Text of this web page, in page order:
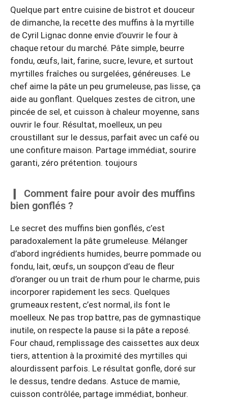
Quelque part entre cuisine de bistrot et douceur
de dimanche, la recette des muffins à la myrtille
de Cyril Lignac donne envie d’ouvrir le four à
chaque retour du marché. Pâte simple, beurre
fondu, œufs, lait, farine, sucre, levure, et surtout
myrtilles fraîches ou surgelées, généreuses. Le
chef aime la pâte un peu grumeleuse, pas lisse, ça
aide au gonflant. Quelques zestes de citron, une
pincée de sel, et cuisson à chaleur moyenne, sans
ouvrir le four. Résultat, moelleux, un peu
croustillant sur le dessus, parfait avec un café ou
une confiture maison. Partage immédiat, sourire
garanti, zéro prétention. toujours
Comment faire pour avoir des muffins
bien gonflés ?
Le secret des muffins bien gonflés, c’est
paradoxalement la pâte grumeleuse. Mélanger
d’abord ingrédients humides, beurre pommade ou
fondu, lait, œufs, un soupçon d’eau de fleur
d’oranger ou un trait de rhum pour le charme, puis
incorporer rapidement les secs. Quelques
grumeaux restent, c’est normal, ils font le
moelleux. Ne pas trop battre, pas de gymnastique
inutile, on respecte la pause si la pâte a reposé.
Four chaud, remplissage des caissettes aux deux
tiers, attention à la proximité des myrtilles qui
alourdissent parfois. Le résultat gonfle, doré sur
le dessus, tendre dedans. Astuce de mamie,
cuisson contrôlée, partage immédiat, bonheur.